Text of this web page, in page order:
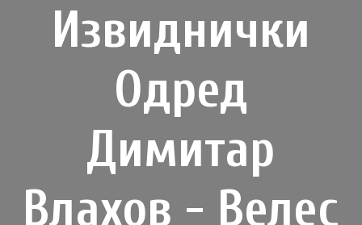
Извиднички
Одред
Димитар
Влахов - Велес